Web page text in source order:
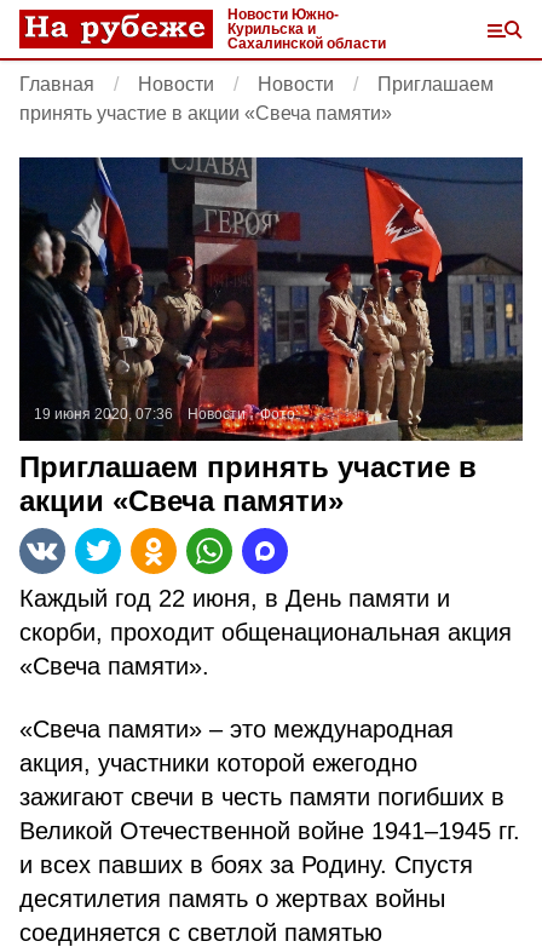
Новости Южно-
Курильска и
Сахалинской области
Главная Новости Новости
Приглашаем
принять участие в акции «Свеча памяти»
19 июня 2020, 07:36 Новости Фото:
Приглашаем принять участие в
акции «Свеча памяти»
Каждый год 22 июня, в День памяти и
скорби, проходит общенациональная акция
«Свеча памяти».
«Свеча памяти» – это международная
акция, участники которой ежегодно
зажигают свечи в честь памяти погибших в
Великой Отечественной войне 1941–1945 гг.
и всех павших в боях за Родину. Спустя
десятилетия память о жертвах войны
соединяется с светлой памятью